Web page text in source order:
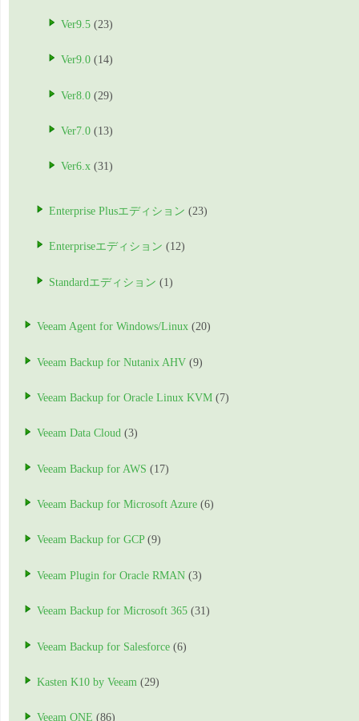
Ver9.5 (23)
Ver9.0 (14)
Ver8.0 (29)
Ver7.0 (13)
Ver6.x (31)
Enterprise Plusエディション (23)
Enterpriseエディション (12)
Standardエディション (1)
Veeam Agent for Windows/Linux (20)
Veeam Backup for Nutanix AHV (9)
Veeam Backup for Oracle Linux KVM (7)
Veeam Data Cloud (3)
Veeam Backup for AWS (17)
Veeam Backup for Microsoft Azure (6)
Veeam Backup for GCP(9)
Veeam Plugin for Oracle RMAN (3)
Veeam Backup for Microsoft 365 (31)
Veeam Backup for Salesforce (6)
Kasten K10 by Veeam (29)
Veeam ONE (86)